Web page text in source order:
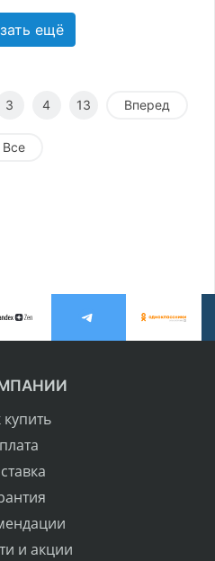
ещё
3 4 13 Вперед
Все
купить
и акции